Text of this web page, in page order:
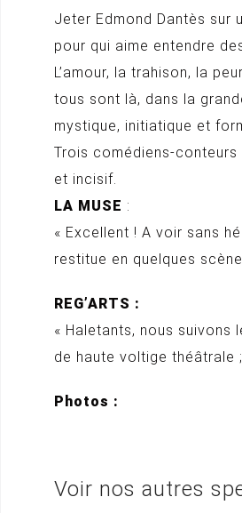
Jeter Edmond Dantès sur
pour qui aime entendre
L’amour, la trahison, la
tous sont là, dans la
mystique, initiatique et
Trois comédiens-conteurs
et incisif.
LA MUSE :
« Excellent ! A voir sans
restitue en quelques
REG’ARTS :
« Haletants, nous
de haute voltige théâtrale
Photos :
Voir nos autres